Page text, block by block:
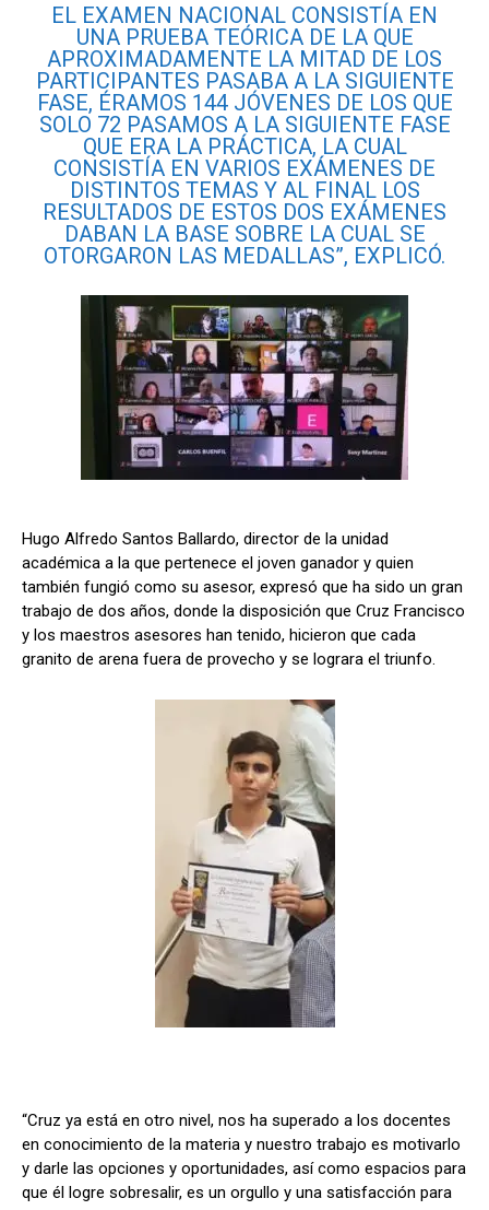
EL EXAMEN NACIONAL CONSISTÍA EN
UNA PRUEBA TEÓRICA DE LA QUE
APROXIMADAMENTE LA MITAD DE LOS
PARTICIPANTES PASABA A LA SIGUIENTE
FASE, ÉRAMOS 144 JÓVENES DE LOS QUE
SOLO 72 PASAMOS A LA SIGUIENTE FASE
QUE ERA LA PRÁCTICA, LA CUAL
CONSISTÍA EN VARIOS EXÁMENES DE
DISTINTOS TEMAS Y AL FINAL LOS
RESULTADOS DE ESTOS DOS EXÁMENES
DABAN LA BASE SOBRE LA CUAL SE
OTORGARON LAS MEDALLAS”, EXPLICÓ.
Hugo Alfredo Santos Ballardo, director de la unidad
académica a la que pertenece el joven ganador y quien
también fungió como su asesor, expresó que ha sido un gran
trabajo de dos años, donde la disposición que Cruz Francisco
y los maestros asesores han tenido, hicieron que cada
granito de arena fuera de provecho y se lograra el triunfo.
“Cruz ya está en otro nivel, nos ha superado a los docentes
en conocimiento de la materia y nuestro trabajo es motivarlo
y darle las opciones y oportunidades, así como espacios para
que él logre sobresalir, es un orgullo y una satisfacción para